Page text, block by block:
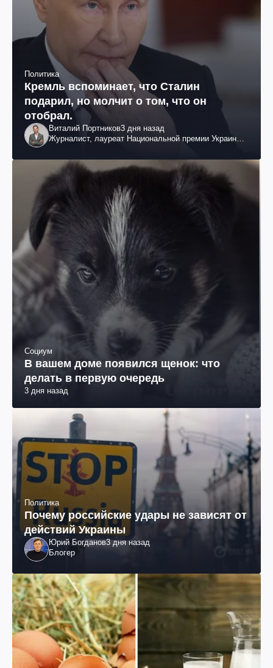
Политика
Кремль вспоминает, что Сталин
подарил, но молчит о том, что он
отобрал.
Виталий Портников3 дня назад
Журналист, лауреат Национальной премии Украины
Социум
В вашем доме появился щенок: что
делать в первую очередь
3 дня назад
Политика
Почему российские удары не зависят от
действий Украины
Юрий Богданов3 дня назад
Блогер